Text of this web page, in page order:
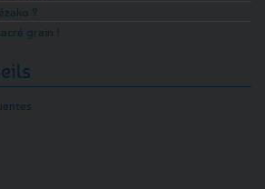
?
grain !